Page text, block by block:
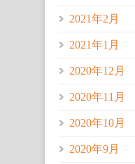
2021年2月
2021年1月
2020年12月
2020年11月
2020年10月
2020年9月